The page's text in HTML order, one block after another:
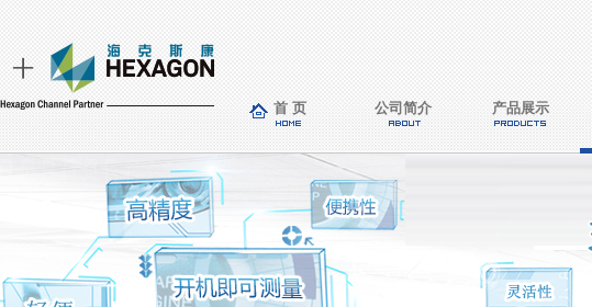
首 页 公司简介 产品展示